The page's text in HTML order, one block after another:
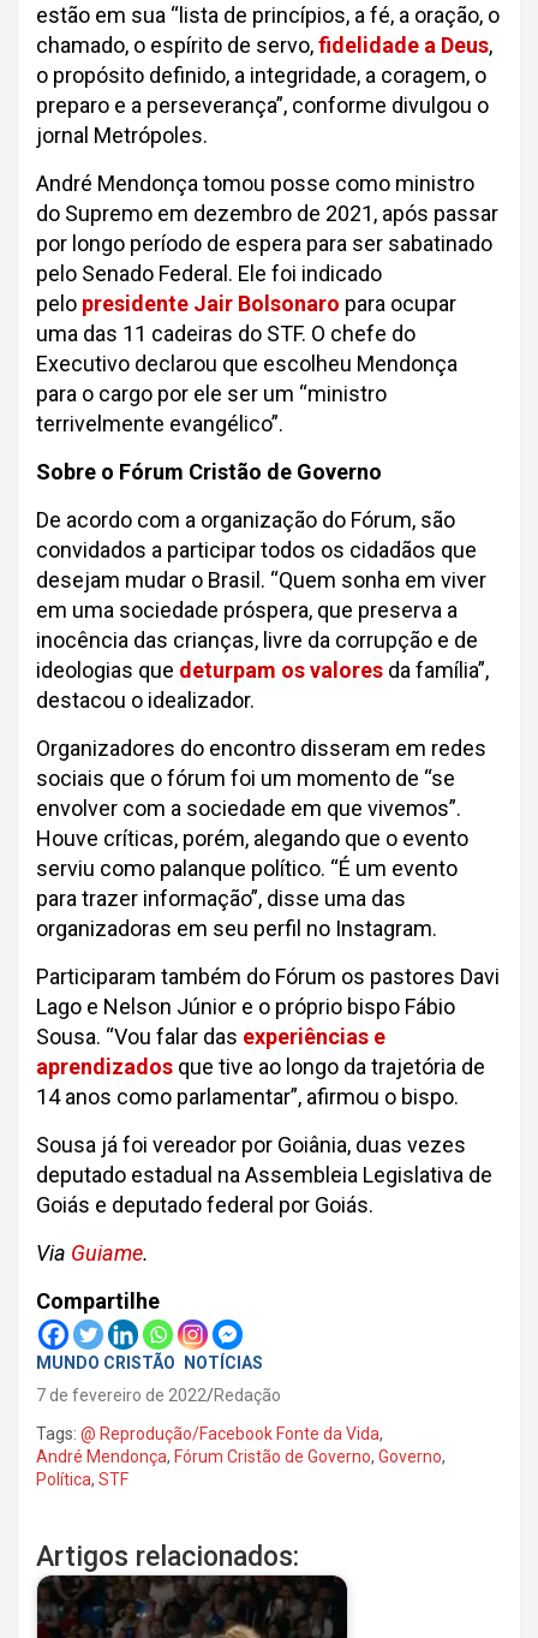
estão em sua “lista de princípios, a fé, a oração, o
chamado, o espírito de servo,fidelidade a Deus,
o propósito definido, a integridade, a coragem, o
preparo e a perseverança”, conforme divulgou o
jornal Metrópoles.
André Mendonça tomou posse como ministro
do Supremo em dezembro de 2021, após passar
por longo período de espera para ser sabatinado
pelo Senado Federal. Ele foi indicado
pelo presidente Jair Bolsonaro para ocupar
uma das 11 cadeiras do STF. O chefe do
Executivo declarou que escolheu Mendonça
para o cargo por ele ser um “ministro
terrivelmente evangélico”.
Sobre o Fórum Cristão de Governo
De acordo com a organização do Fórum, são
convidados a participar todos os cidadãos que
desejam mudar o Brasil. “Quem sonha em viver
em uma sociedade próspera, que preserva a
inocência das crianças, livre da corrupção e de
ideologias que deturpam os valores da família”,
destacou o idealizador.
Organizadores do encontro disseram em redes
sociais que o fórum foi um momento de “se
envolver com a sociedade em que vivemos”.
Houve críticas, porém, alegando que o evento
serviu como palanque político. “É um evento
para trazer informação”, disse uma das
organizadoras em seu perfil no Instagram.
Participaram também do Fórum os pastores Davi
Lago e Nelson Júnior e o próprio bispo Fábio
Sousa. “Vou falar das experiências e
aprendizados que tive ao longo da trajetória de
14 anos como parlamentar”, afirmou o bispo.
Sousa já foi vereador por Goiânia, duas vezes
deputado estadual na Assembleia Legislativa de
Goiás e deputado federal por Goiás.
Via Guiame.
Compartilhe
MUNDO CRISTÃO
NOTÍCIAS
7 de fevereiro de 2022 Redação
Tags: @ Reprodução/Facebook Fonte da Vida,
André Mendonça, Fórum Cristão de Governo, Governo,
Política, STF
Artigos relacionados: